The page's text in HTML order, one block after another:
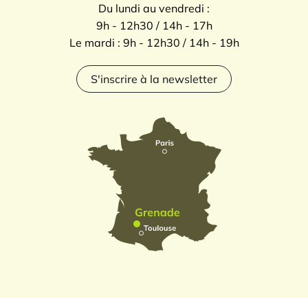
Du lundi au vendredi :
9h - 12h30 / 14h - 17h
Le mardi : 9h - 12h30 / 14h - 19h
S'inscrire à la newsletter